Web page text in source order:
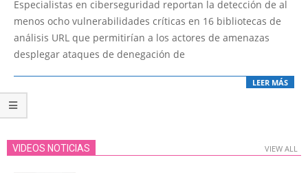
Especialistas en ciberseguridad reportan la detección de al
menos ocho vulnerabilidades críticas en 16 bibliotecas de
análisis URL que permitirían a los actores de amenazas
desplegar ataques de denegación de
LEER MÁS
VIDEOS NOTICIAS VIEW ALL